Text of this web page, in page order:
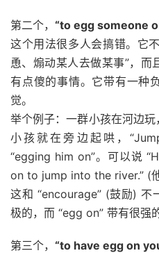
第二个， “to egg someone
这个用法很多人会搞错。它
恿、煽动某人去做某事”，而
有点傻的事情。它带有一种
觉。
举个例子：一群小孩在河边
小孩就在旁边起哄，
“egging him on”。可以说
on to jump into the river.” (
这和 “encourage” (鼓励) 不
极的，而 “egg on” 带有很强
第三个， “to have egg on